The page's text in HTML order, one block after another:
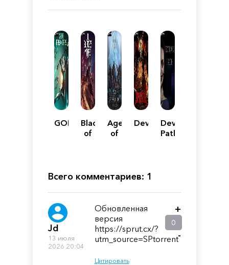
GODBREAKERS
Blades
of
Age
of
DevilatedDevious
Path
Всего комментариев: 1
Jd
13 июля
2026 20:04
Обновленная
версия
https://sprut.cx/?
utm_source=SPtorrent
Цитировать
+
0
-